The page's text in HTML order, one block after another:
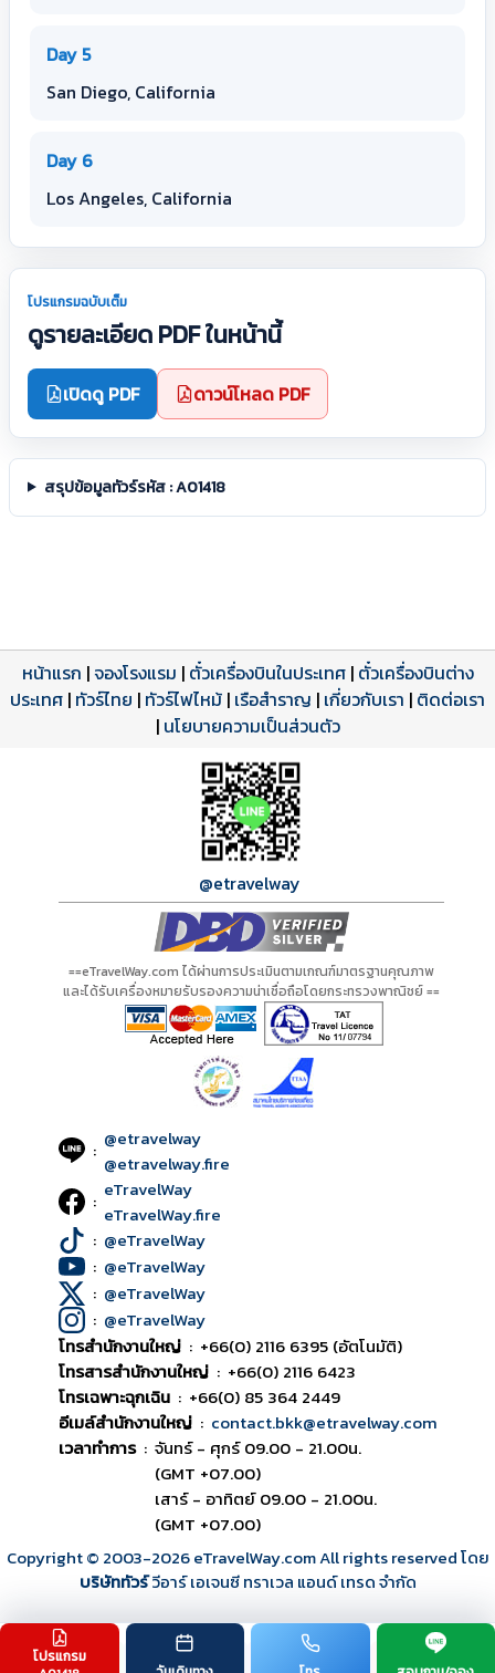
Day 5
San Diego, California
Day 6
Los Angeles, California
โปรแกรมฉบับเต็ม
ดูรายละเอียด PDF ในหน้านี้
เปิดดู PDF ดาวน์โหลด PDF
สรุปข้อมูลทัวร์รหัส : A01418
โปรแกรม
โปรแกรมทัวร์
ดาวน์โหลด PDF
รีวิวลูกค้าจริง
รีวิวจาก eTravelWay
เปิดหน้าเต็ม
ใบอนุญาตนำเที่ยว
เลขที่ 11/11450
เปิดหน้าเต็ม
หน้าแรก |จองโรงแรม | ตั๋วเครื่องบินในประเทศ| ตั๋วเครื่องบินต่าง
ประเทศ | ทัวร์ไทย | ทัวร์ไฟไหม้ | เรือสำราญ | เกี่ยวกับเรา | ติดต่อเรา
| นโยบายความเป็นส่วนตัว
@etravelway
==eTravelWay.com ได้ผ่านการประเมินตามเกณฑ์มาตรฐานคุณภาพ
และได้รับเครื่องหมายรับรองความน่าเชื่อถือโดยกระทรวงพาณิชย์ ==
: @etravelway
@etravelway.fire
: eTravelWay
eTravelWay.fire
: @eTravelWay
: @eTravelWay
: @eTravelWay
: @eTravelWay
โทรสำนักงานใหญ่ : +66(0) 2116 6395 (อัตโนมัติ)
โทรสารสำนักงานใหญ่ : +66(0) 2116 6423
โทรเฉพาะฉุกเฉิน : +66(0) 85 364 2449
อีเมล์สำนักงานใหญ่ : contact.bkk@etravelway.com
เวลาทำการ : จันทร์ - ศุกร์ 09.00 - 21.00น.
(GMT +07.00)
เสาร์ - อาทิตย์ 09.00 - 21.00น.
(GMT +07.00)
Copyright © 2003-2026eTravelWay.com All rights reserved โดย
บริษัททัวร์วีอาร์ เอเจนซี ทราเวล แอนด์ เทรด จำกัด
TOP